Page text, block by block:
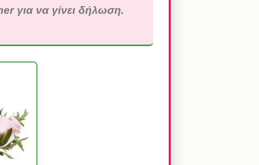
για να γίνει δήλωση.